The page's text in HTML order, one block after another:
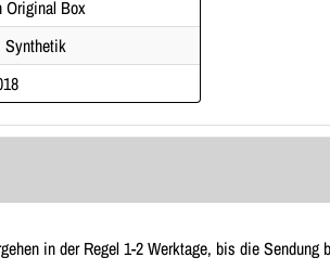
Original Box
Synthetik
in der Regel 1-2 Werktage, bis die Sendung